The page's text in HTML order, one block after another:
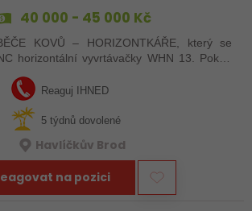
40 000 - 45 000 Kč
KOVŮ – HORIZONTKÁŘE, který se
horizontální vyvrtávačky WHN 13. Pokud
jste pro nás ideální kandidát…
Reaguj IHNED
5 týdnů dovolené
Havlíčkův Brod
na pozici